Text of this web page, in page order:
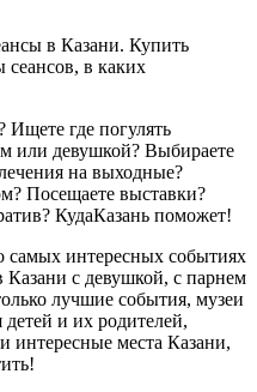
в Казани. Купить
сеансов, в каких
Ищете где погулять
или девушкой? Выбираете
на выходные?
Посещаете выставки?
КудаКазань поможет!
интересных событиях
с девушкой, с парнем
лучшие события, музеи
и их родителей,
интересные места Казани,